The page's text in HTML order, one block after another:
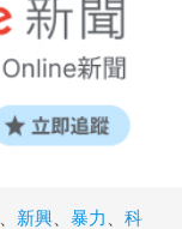
新興 暴力
科